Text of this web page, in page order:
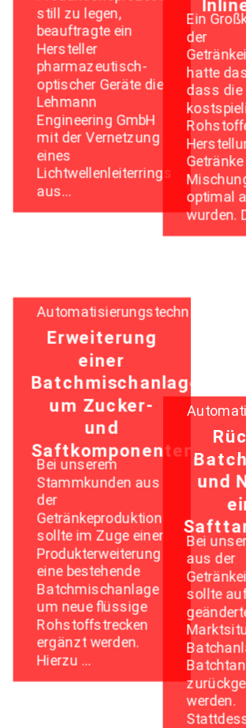
still zu legen,
beauftragte ein
Hersteller
pharmazeutisch-
optischer Geräte die
Lehmann
Engineering GmbH
mit der Vernetzung
eines
Lichtwellenleiterrings
aus…
Ein
der
hatte
dass die
optimal
wurden.
Automatisierungstechnik
Erweiterung
einer
Batchmischanlage
um Zucker-
und
Saftkomponenten
Bei unserem
Stammkunden aus
der
Getränkeproduktion
sollte im Zuge einer
Produkterweiterung
eine bestehende
Batchmischanlage
um neue flüssige
Rohstoffstrecken
ergänzt werden.
Hierzu …
und
Bei
aus der
sollte
werden.